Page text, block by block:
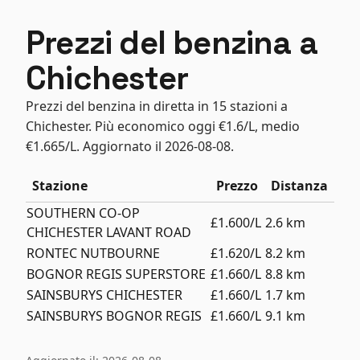
Prezzi del benzina a
Chichester
Prezzi del benzina in diretta in 15 stazioni a
Chichester. Più economico oggi €1.6/L, medio
€1.665/L. Aggiornato il 2026-08-08.
Stazione Prezzo
Distanza
SOUTHERN CO-OP
CHICHESTER LAVANT ROAD
£1.600/L 2.6 km
RONTEC NUTBOURNE
£1.620/L 8.2 km
BOGNOR REGIS SUPERSTORE £1.660/L 8.8 km
SAINSBURYS CHICHESTER
£1.660/L 1.7 km
SAINSBURYS BOGNOR REGIS £1.660/L 9.1 km